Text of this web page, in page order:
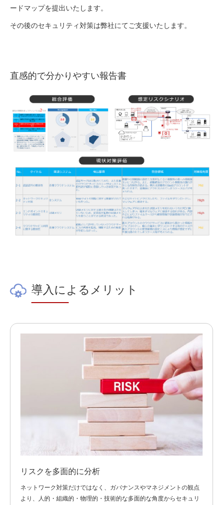
ードマップを提出いたします。
その後のセキュリティ対策は弊社にてご支援いたします。
直感的で分かりやすい報告書
導入によるメリット
リスクを多面的に分析
ネットワーク対策だけではなく、ガバナンスやマネジメントの観点
より、人的・組織的・物理的・技術的な多面的な角度からセキュリ